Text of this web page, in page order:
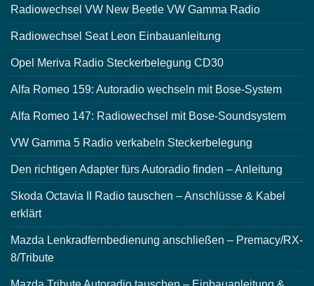
Radiowechsel VW New Beetle VW Gamma Radio
Radiowechsel Seat Leon Einbauanleitung
Opel Meriva Radio Steckerbelegung CD30
Alfa Romeo 159: Autoradio wechseln mit Bose-System
Alfa Romeo 147: Radiowechsel mit Bose-Soundsystem
VW Gamma 5 Radio verkabeln Steckerbelegung
Den richtigen Adapter fürs Autoradio finden – Anleitung
Skoda Octavia II Radio tauschen – Anschlüsse & Kabel
erklärt
Mazda Lenkradfernbedienung anschließen – Premacy/RX-
8/Tribute